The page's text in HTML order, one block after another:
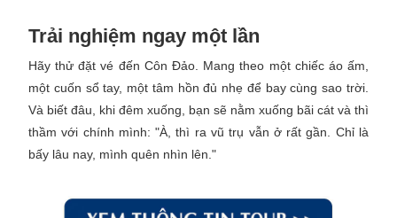
Trải nghiệm ngay một lần
Hãy thử đặt vé đến Côn Đảo. Mang theo một chiếc áo ấm,
một cuốn sổ tay, một tâm hồn đủ nhẹ để bay cùng sao trời.
Và biết đâu, khi đêm xuống, bạn sẽ nằm xuống bãi cát và thì
thầm với chính mình: "À, thì ra vũ trụ vẫn ở rất gần. Chỉ là
bấy lâu nay, mình quên nhìn lên."